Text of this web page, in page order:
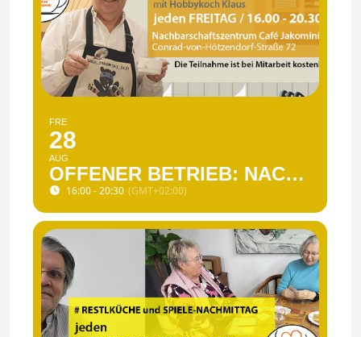
FRE
28
AUG
OFFENER BETRIEB: NACHBARSCHAFTSKOCHEREI
16:00 - 20:30 (GMT+02:00)